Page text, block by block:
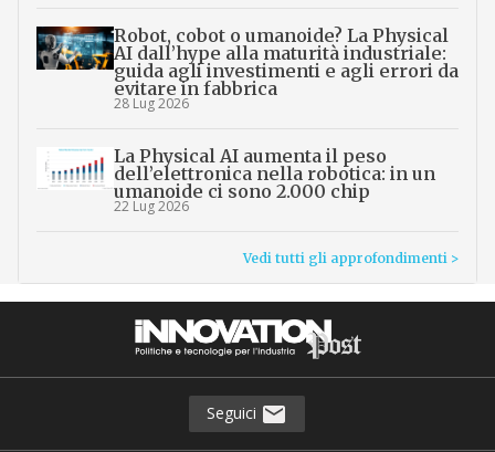
Robot, cobot o umanoide? La Physical
AI dall’hype alla maturità industriale:
guida agli investimenti e agli errori da
evitare in fabbrica
28 Lug 2026
La Physical AI aumenta il peso
dell’elettronica nella robotica: in un
umanoide ci sono 2.000 chip
22 Lug 2026
Vedi tutti gli approfondimenti >
Seguici